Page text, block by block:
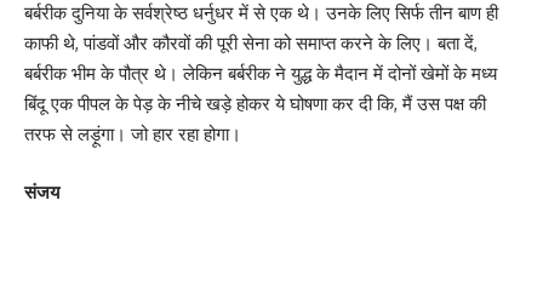
बर्बरीक दुनिया के सर्वश्रेष्ठ धर्नुधर में से एक थे। उनके लिए सिर्फ तीन बाण ही
काफी थे, पांडवों और कौरवों की पूरी सेना को समाप्त करने के लिए। बता दें,
बर्बरीक भीम के पौत्र थे। लेकिन बर्बरीक ने युद्ध के मैदान में दोनों खेमों के मध्य
बिंदू एक पीपल के पेड़ के नीचे खड़े होकर ये घोषणा कर दी कि, मैं उस पक्ष की
तरफ से लड़ूंगा। जो हार रहा होगा।
संजय